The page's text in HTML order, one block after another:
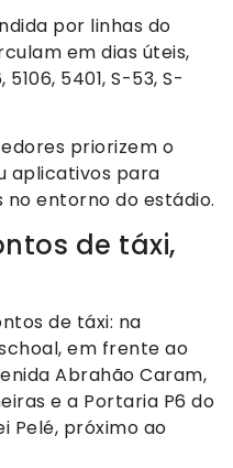
por linhas do
em dias úteis,
5401, S-53, S-
priorizem o
aplicativos para
entorno do estádio.
de táxi,
de táxi: na
em frente ao
Abrahão Caram,
e a Portaria P6 do
Pelé, próximo ao